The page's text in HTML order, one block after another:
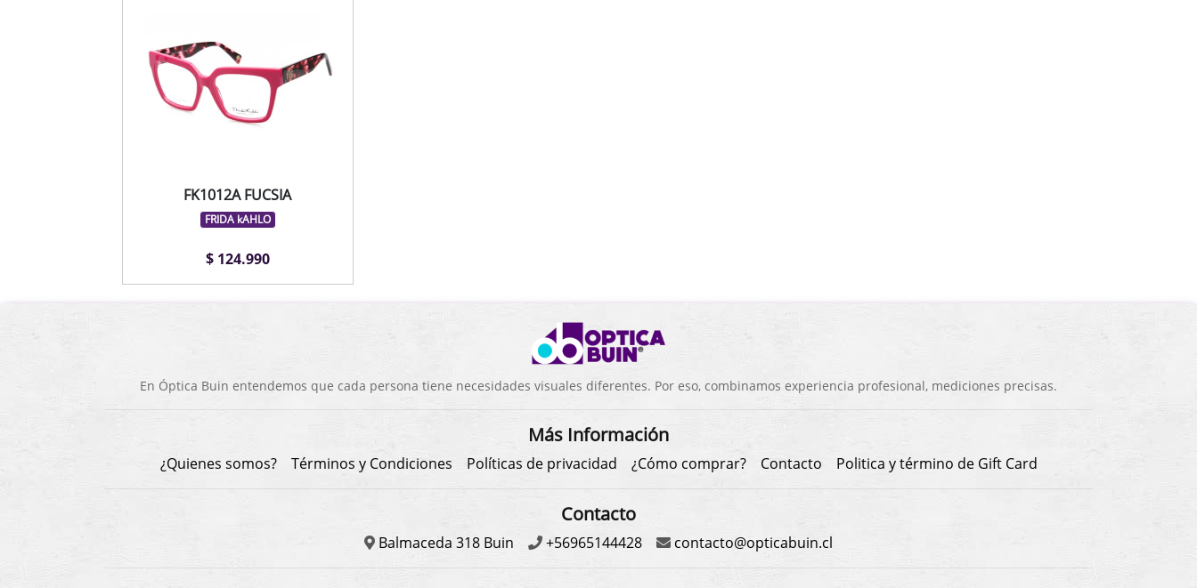
FK1012A FUCSIA
FRIDA kAHLO
$ 124.990
En Óptica Buin entendemos que cada persona tiene necesidades visuales diferentes. Por eso, combinamos experiencia profesional, mediciones precisas.
Más Información
¿Quienes somos? Términos y Condiciones Políticas de privacidad ¿Cómo comprar? Contacto Politica y término de Gift Card
Contacto
Balmaceda 318 Buin +56965144428 contacto@opticabuin.cl